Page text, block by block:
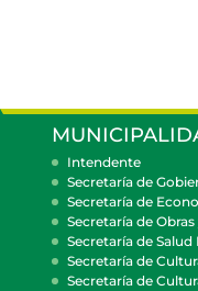
Intendente
Secretaría de
Secretaría de
Secretaría de
Secretaría de Salud
Secretaría de
Secretaría de